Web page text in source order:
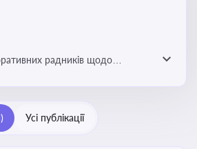
радників щодо
і міноритарних акціонерів,
полі на корпоративне
Усі публікації